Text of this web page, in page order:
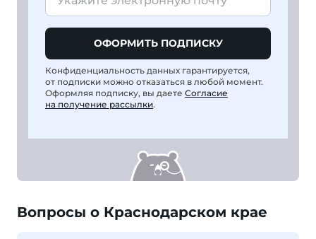
ОФОРМИТЬ ПОДПИСКУ
Конфиденциальность данных гарантируется,
от подписки можно отказаться в любой момент.
Оформляя подписку, вы даете Согласие
на получение рассылки.
Вопросы о Краснодарском крае